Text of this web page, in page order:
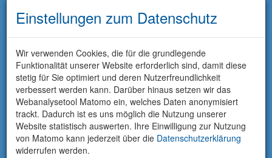
Einstellungen zum Datenschutz
Wir verwenden Cookies, die für die grundlegende
Funktionalität unserer Website erforderlich sind, damit diese
stetig für Sie optimiert und deren Nutzerfreundlichkeit
verbessert werden kann. Darüber hinaus setzen wir das
Webanalysetool Matomo ein, welches Daten anonymisiert
trackt. Dadurch ist es uns möglich die Nutzung unserer
Website statistisch auswerten. Ihre Einwilligung zur Nutzung
von Matomo kann jederzeit über die Datenschutzerklärung
widerrufen werden.